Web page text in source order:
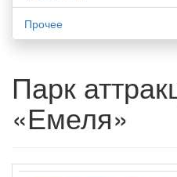
Прочее
Парк
«Емеля»